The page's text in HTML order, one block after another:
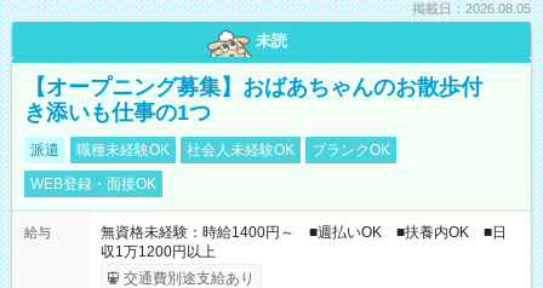
掲載日：2026.08.05
未読
【オープニング募集】おばあちゃんのお散歩付
き添いも仕事の1つ
派遣 職種未経験OK 社会人未経験OK
ブランクOK
WEB登録・面接OK
給与
無資格未経験：時給1400円～ ■週払いOK ■扶養内OK ■日
収1万1200円以上
交通費別途支給あり